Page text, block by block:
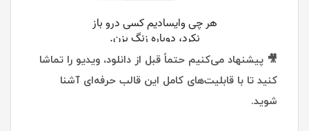
🎥 پیشنهاد می‌کنیم حتماً قبل از دانلود، ویدیو را تماشا
کنید تا با قابلیت‌های کامل این قالب حرفه‌ای آشنا
شوید.